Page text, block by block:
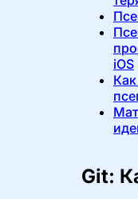
Git:
iOS